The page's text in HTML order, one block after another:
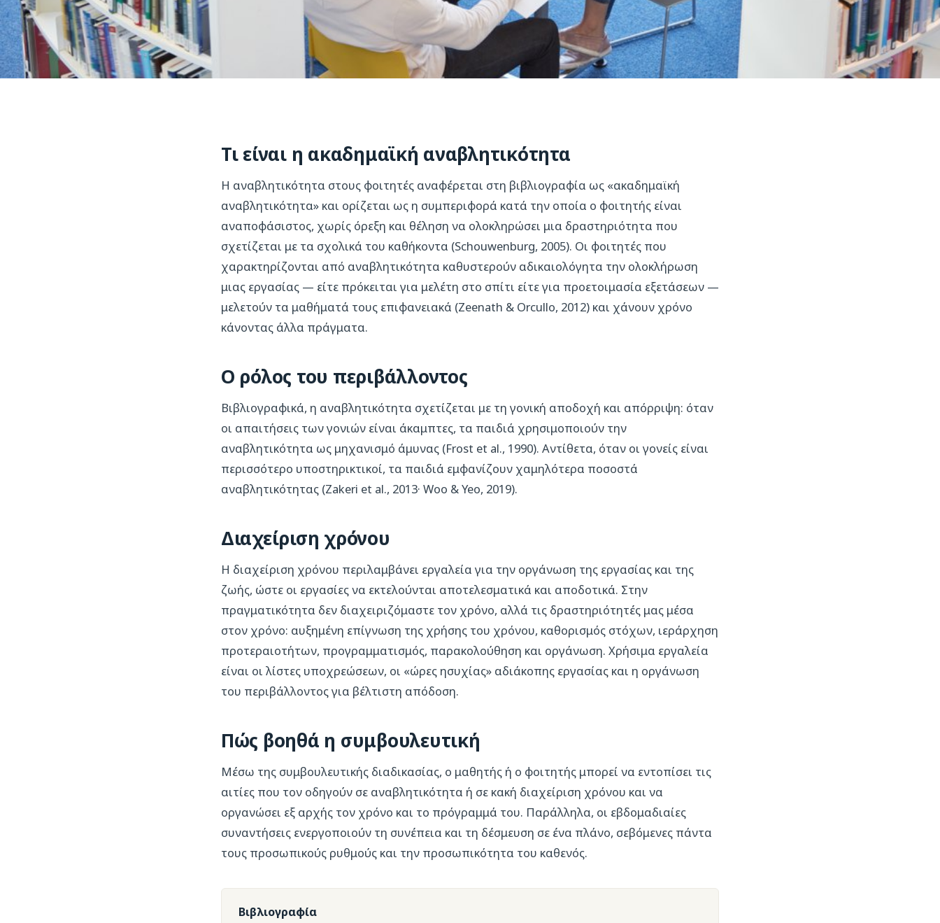
Τι είναι η ακαδημαϊκή αναβλητικότητα
Η αναβλητικότητα στους φοιτητές αναφέρεται στη βιβλιογραφία ως «ακαδημαϊκή
αναβλητικότητα» και ορίζεται ως η συμπεριφορά κατά την οποία ο φοιτητής είναι
αναποφάσιστος, χωρίς όρεξη και θέληση να ολοκληρώσει μια δραστηριότητα που
σχετίζεται με τα σχολικά του καθήκοντα (Schouwenburg, 2005). Οι φοιτητές που
χαρακτηρίζονται από αναβλητικότητα καθυστερούν αδικαιολόγητα την ολοκλήρωση
μιας εργασίας — είτε πρόκειται για μελέτη στο σπίτι είτε για προετοιμασία εξετάσεων —
μελετούν τα μαθήματά τους επιφανειακά (Zeenath & Orcullo, 2012) και χάνουν χρόνο
κάνοντας άλλα πράγματα.
Ο ρόλος του περιβάλλοντος
Βιβλιογραφικά, η αναβλητικότητα σχετίζεται με τη γονική αποδοχή και απόρριψη: όταν
οι απαιτήσεις των γονιών είναι άκαμπτες, τα παιδιά χρησιμοποιούν την
αναβλητικότητα ως μηχανισμό άμυνας (Frost et al., 1990). Αντίθετα, όταν οι γονείς είναι
περισσότερο υποστηρικτικοί, τα παιδιά εμφανίζουν χαμηλότερα ποσοστά
αναβλητικότητας (Zakeri et al., 2013· Woo & Yeo, 2019).
Διαχείριση χρόνου
Η διαχείριση χρόνου περιλαμβάνει εργαλεία για την οργάνωση της εργασίας και της
ζωής, ώστε οι εργασίες να εκτελούνται αποτελεσματικά και αποδοτικά. Στην
πραγματικότητα δεν διαχειριζόμαστε τον χρόνο, αλλά τις δραστηριότητές μας μέσα
στον χρόνο: αυξημένη επίγνωση της χρήσης του χρόνου, καθορισμός στόχων, ιεράρχηση
προτεραιοτήτων, προγραμματισμός, παρακολούθηση και οργάνωση. Χρήσιμα εργαλεία
είναι οι λίστες υποχρεώσεων, οι «ώρες ησυχίας» αδιάκοπης εργασίας και η οργάνωση
του περιβάλλοντος για βέλτιστη απόδοση.
Πώς βοηθά η συμβουλευτική
Μέσω της συμβουλευτικής διαδικασίας, ο μαθητής ή ο φοιτητής μπορεί να εντοπίσει τις
αιτίες που τον οδηγούν σε αναβλητικότητα ή σε κακή διαχείριση χρόνου και να
οργανώσει εξ αρχής τον χρόνο και το πρόγραμμά του. Παράλληλα, οι εβδομαδιαίες
συναντήσεις ενεργοποιούν τη συνέπεια και τη δέσμευση σε ένα πλάνο, σεβόμενες πάντα
τους προσωπικούς ρυθμούς και την προσωπικότητα του καθενός.
Βιβλιογραφία